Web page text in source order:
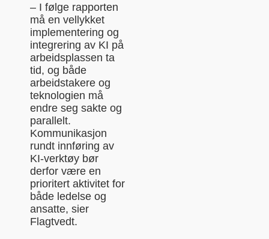
– I følge rapporten
må en vellykket
implementering og
integrering av KI på
arbeidsplassen ta
tid, og både
arbeidstakere og
teknologien må
endre seg sakte og
parallelt.
Kommunikasjon
rundt innføring av
KI-verktøy bør
derfor være en
prioritert aktivitet for
både ledelse og
ansatte, sier
Flagtvedt.